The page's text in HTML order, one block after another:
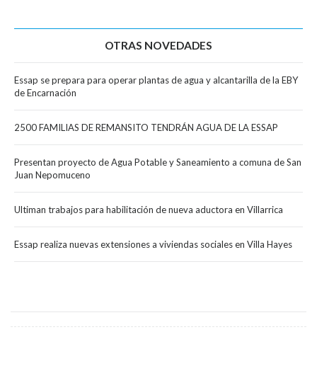
OTRAS NOVEDADES
Essap se prepara para operar plantas de agua y alcantarilla de la EBY
de Encarnación
2500 FAMILIAS DE REMANSITO TENDRÁN AGUA DE LA ESSAP
Presentan proyecto de Agua Potable y Saneamiento a comuna de San
Juan Nepomuceno
Ultiman trabajos para habilitación de nueva aductora en Villarrica
Essap realiza nuevas extensiones a viviendas sociales en Villa Hayes